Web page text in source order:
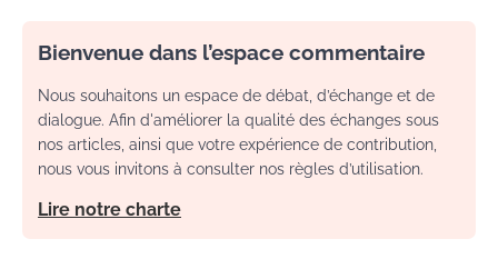
Bienvenue dans l’espace commentaire
Nous souhaitons un espace de débat, d’échange et de
dialogue. Afin d'améliorer la qualité des échanges sous
nos articles, ainsi que votre expérience de contribution,
nous vous invitons à consulter nos règles d’utilisation.
Lire notre charte